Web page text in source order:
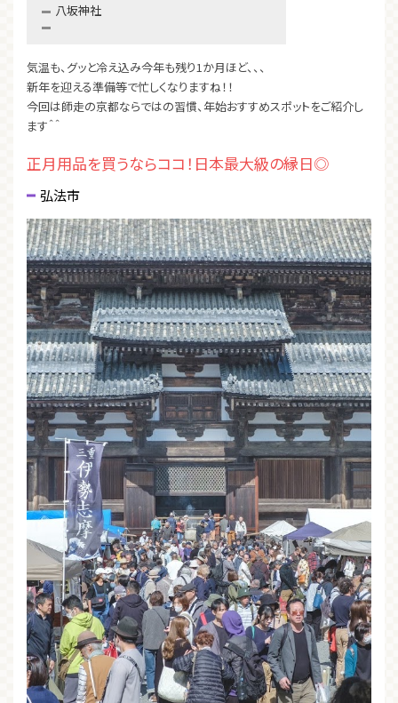
八坂神社
気温も、グッと冷え込み今年も残り1か月ほど、、、
新年を迎える準備等で忙しくなりますね！！
今回は師走の京都ならではの習慣、年始おすすめスポットをご紹介し
ます＾＾
正月用品を買うならココ！日本最大級の縁日◎
弘法市